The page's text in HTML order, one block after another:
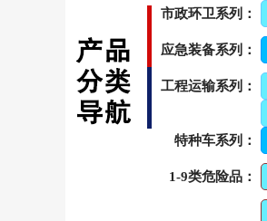
市政环卫系列：
应急装备系列：
工程运输系列：
特种车系列：
1-9类危险品：